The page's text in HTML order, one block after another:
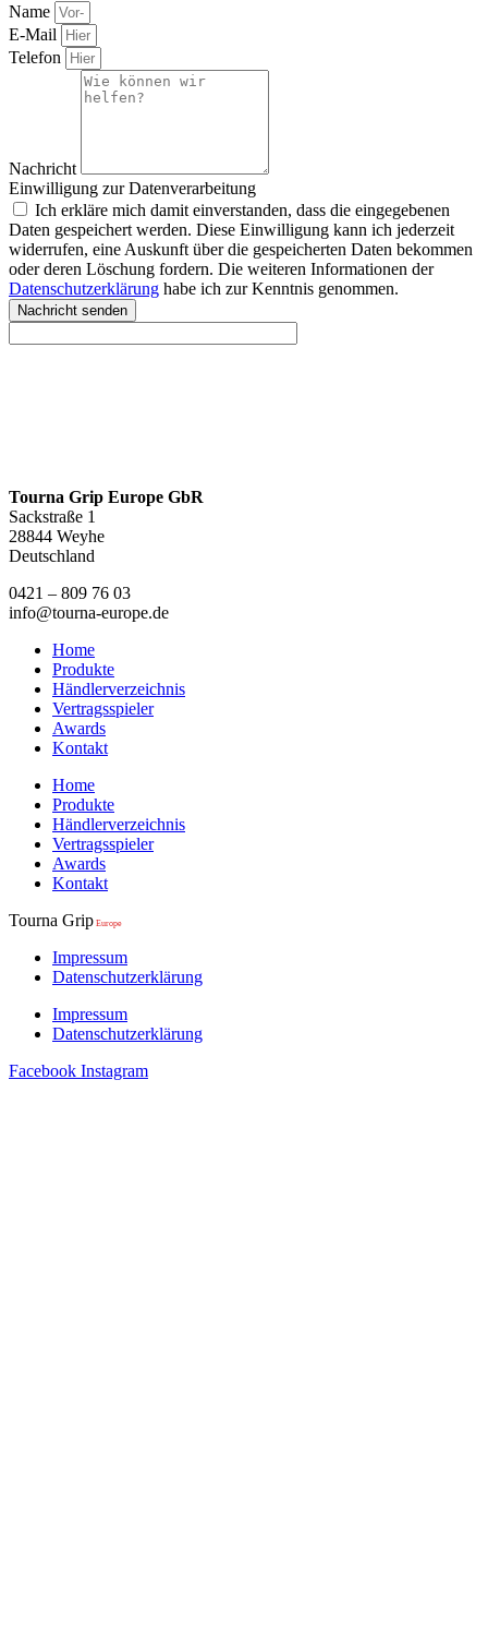
Name
E-Mail
Telefon
Nachricht
Einwilligung zur Datenverarbeitung
Ich erkläre mich damit einverstanden, dass die eingegebenen
Daten gespeichert werden. Diese Einwilligung kann ich jederzeit
widerrufen, eine Auskunft über die gespeicherten Daten bekommen
oder deren Löschung fordern. Die weiteren Informationen der
Datenschutzerklärung habe ich zur Kenntnis genommen.
Nachricht senden
Tourna Grip Europe GbR
Sackstraße 1
28844 Weyhe
Deutschland
0421 – 809 76 03
info@tourna-europe.de
Home
Produkte
Händlerverzeichnis
Vertragsspieler
Awards
Kontakt
Home
Produkte
Händlerverzeichnis
Vertragsspieler
Awards
Kontakt
Tourna Grip Europe
Impressum
Datenschutzerklärung
Impressum
Datenschutzerklärung
Facebook Instagram